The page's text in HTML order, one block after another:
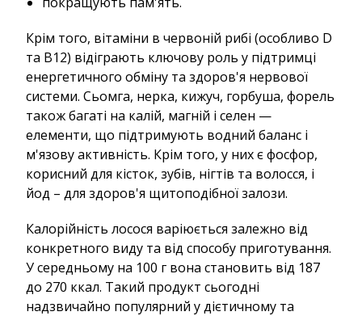
Крім того, вітаміни в червоній рибі (особливо D
та B12) відіграють ключову роль у підтримці
енергетичного обміну та здоров'я нервової
системи. Сьомга, нерка, кижуч, горбуша, форель
також багаті на калій, магній і селен —
елементи, що підтримують водний баланс і
м'язову активність. Крім того, у них є фосфор,
корисний для кісток, зубів, нігтів та волосся, і
йод – для здоров'я щитоподібної залози.
Калорійність лосося варіюється залежно від
конкретного виду та від способу приготування.
У середньому на 100 г вона становить від 187
до 270 ккал. Такий продукт сьогодні
надзвичайно популярний у дієтичному та